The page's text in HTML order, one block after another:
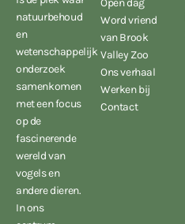
natuurbehoud
en
wetenschappelijk
onderzoek
samenkomen
met een focus
op de
fascinerende
wereld van
vogels en
andere dieren.
In ons
Open dag
Word vriend
van Brook
Valley Zoo
Ons verhaal
Werken bij
Contact